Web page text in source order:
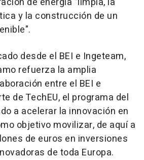
y la construcción de un
desde el BEI e Ingeteam,
refuerza la amplia
entre el BEI e
de TechEU, el programa del
a acelerar la innovación en
objetivo movilizar, de aquí a
de euros en inversiones
de toda Europa.